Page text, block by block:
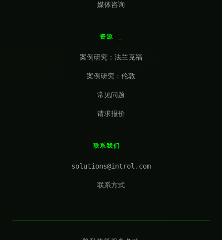
媒体咨询
资源
案例研究：法兰克福
案例研究：伦敦
常见问题
请求报价
联系我们
solutions@introl.com
联系方式